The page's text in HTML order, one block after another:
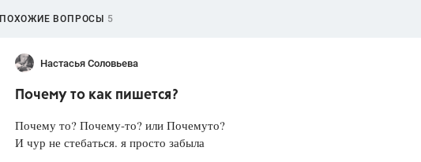
ПОХОЖИЕ ВОПРОСЫ 5
Настасья Соловьева
Почему то как пишется?
Почему то? Почему-то? или Почемуто?
И чур не стебаться. я просто забыла